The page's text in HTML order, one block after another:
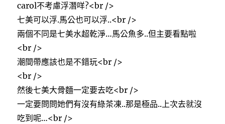
carol不考慮浮潛咩?<br />
七美可以浮.馬公也可以浮..<br />
兩個不同是七美水超乾淨…馬公魚多..但主要看點啦
<br />
潮間帶應該也是不錯玩<br />
<br />
然後七美大骨麵一定要去吃<br />
一定要問問她們有沒有綠茶凍..那是極品..上次去就沒
吃到呢…<br />